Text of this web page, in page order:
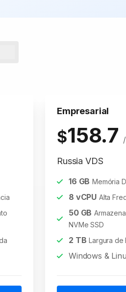
Empresarial
$158.7
Russia VDS
16 GB Memória
8 vCPU Alta
50GB
NVMe SSD
2 TB Largura de
Windows &